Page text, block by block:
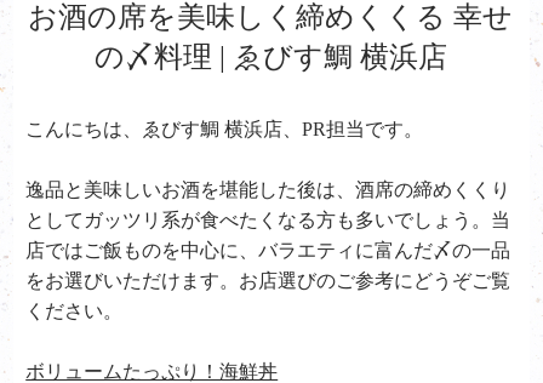
お酒の席を美味しく締めくくる 幸せ
の〆料理 | ゑびす鯛 横浜店
こんにちは、ゑびす鯛 横浜店、PR担当です。
逸品と美味しいお酒を堪能した後は、酒席の締めくくり
としてガッツリ系が食べたくなる方も多いでしょう。当
店ではご飯ものを中心に、バラエティに富んだ〆の一品
をお選びいただけます。お店選びのご参考にどうぞご覧
ください。
ボリュームたっぷり！海鮮丼